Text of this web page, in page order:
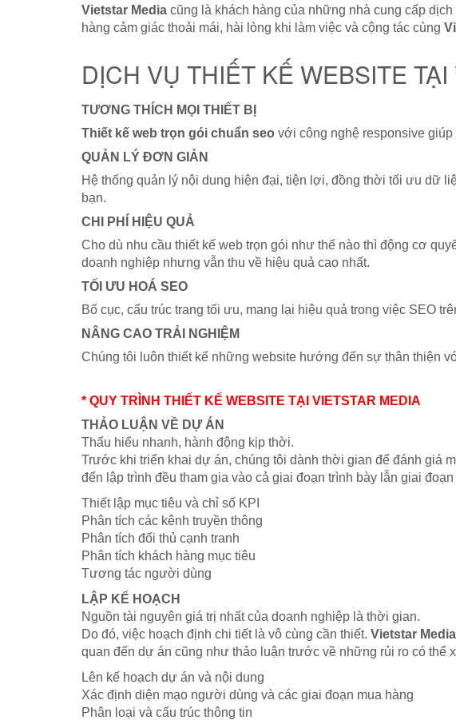
Vietstar Media cũng là khách hàng của những nhà cung cấp
hàng cảm giác thoải mái, hài lòng khi làm việc và cộng tác cùng
DỊCH VỤ THIẾT KẾ WEBSITE TẠI
TƯƠNG THÍCH MỌI THIẾT BỊ
Thiết kế web trọn gói chuẩn seo với công nghệ responsive
QUẢN LÝ ĐƠN GIẢN
Hệ thống quản lý nội dung hiện đại, tiện lợi, đồng thời tối ưu dữ
bạn.
CHI PHÍ HIỆU QUẢ
Cho dù nhu cầu thiết kế web trọn gói như thế nào thì động cơ
doanh nghiệp nhưng vẫn thu về hiệu quả cao nhất.
TỐI ƯU HOÁ SEO
Bố cục, cấu trúc trang tối ưu, mang lại hiệu quả trong việc SEO
NÂNG CAO TRẢI NGHIỆM
Chúng tôi luôn thiết kế những website hướng đến sự thân thiện
* QUY TRÌNH THIẾT KẾ WEBSITE TẠI VIETSTAR MEDIA
THẢO LUẬN VỀ DỰ ÁN
Thấu hiểu nhanh, hành động kịp thời.
Trước khi triển khai dự án, chúng tôi dành thời gian để đánh giá
đến lập trình đều tham gia vào cả giai đoạn trình bày lẫn giai
Thiết lập mục tiêu và chỉ số KPI
Phân tích các kênh truyền thông
Phân tích đối thủ cạnh tranh
Phân tích khách hàng mục tiêu
Tương tác người dùng
LẬP KẾ HOẠCH
Nguồn tài nguyên giá trị nhất của doanh nghiệp là thời gian.
Do đó, việc hoạch định chi tiết là vô cùng cần thiết. Vietstar Media
quan đến dự án cũng như thảo luận trước về những rủi ro có thể
Lên kế hoạch dự án và nội dung
Xác định diện mạo người dùng và các giai đoạn mua hàng
Phân loại và cấu trúc thông tin